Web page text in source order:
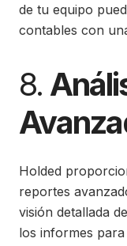
de tu equipo
contables con
8.
Holded
reportes
visión detallada
los informes